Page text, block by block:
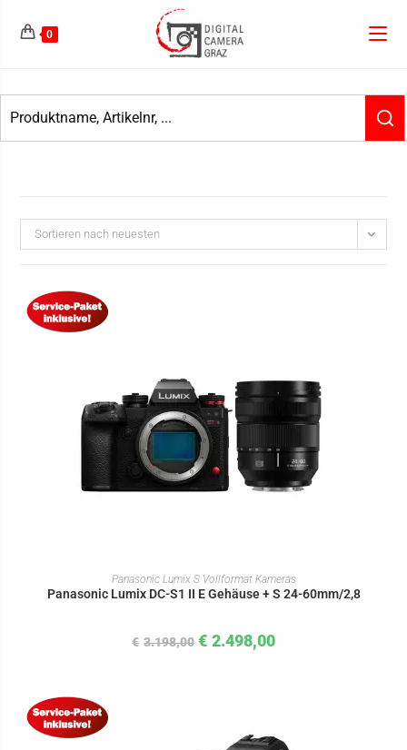
0
Sortieren nach neuesten
IN DEN WARENKORB
Panasonic Lumix S Vollformat Kameras
Panasonic Lumix DC-S1 II E Gehäuse + S 24-60mm/2,8
€ 3.198,00 € 2.498,00